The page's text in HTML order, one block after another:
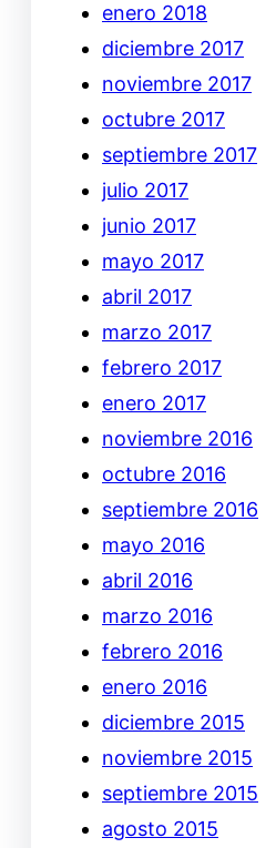
enero 2018
diciembre 2017
noviembre 2017
octubre 2017
septiembre 2017
julio 2017
junio 2017
mayo 2017
abril 2017
marzo 2017
febrero 2017
enero 2017
noviembre 2016
octubre 2016
septiembre 2016
mayo 2016
abril 2016
marzo 2016
febrero 2016
enero 2016
diciembre 2015
noviembre 2015
septiembre 2015
agosto 2015